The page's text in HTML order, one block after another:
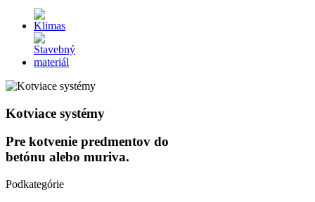
Kotviace systémy
Pre kotvenie predmentov do
betónu alebo muriva.
Podkategórie